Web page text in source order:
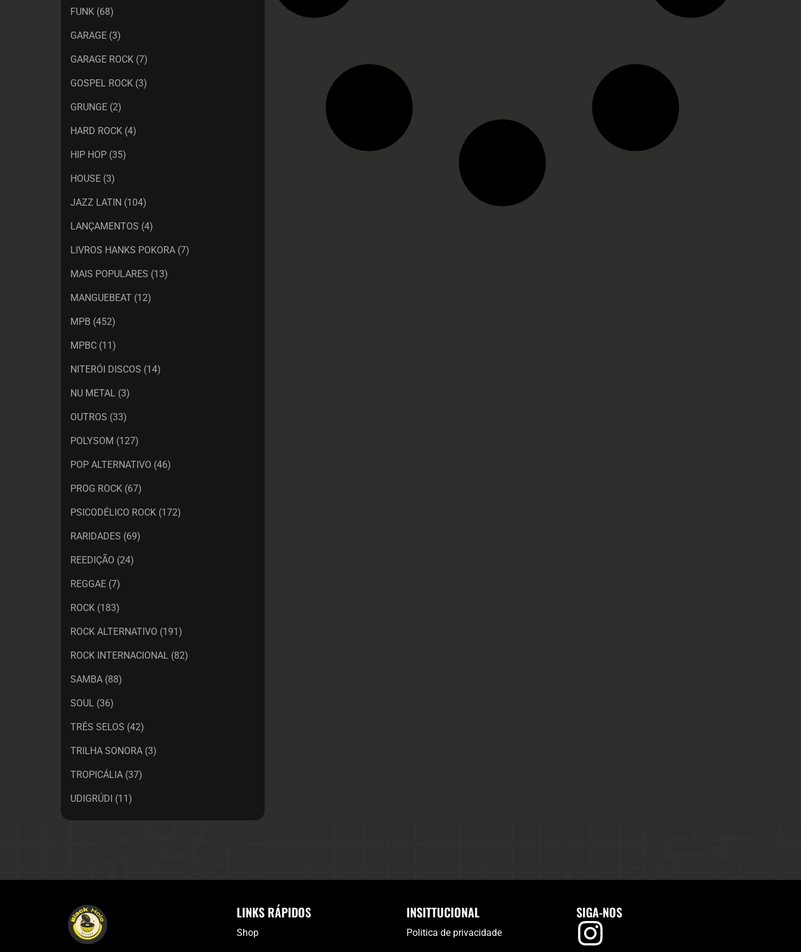
FUNK (68)
GARAGE (3)
GARAGE ROCK (7)
GOSPEL ROCK (3)
GRUNGE (2)
HARD ROCK (4)
HIP HOP (35)
HOUSE (3)
JAZZ LATIN (104)
LANÇAMENTOS (4)
LIVROS HANKS POKORA (7)
MAIS POPULARES (13)
MANGUEBEAT (12)
MPB (452)
MPBC (11)
NITERÓI DISCOS (14)
NU METAL (3)
OUTROS (33)
POLYSOM (127)
POP ALTERNATIVO (46)
PROG ROCK (67)
PSICODÉLICO ROCK (172)
RARIDADES (69)
REEDIÇÃO (24)
REGGAE (7)
ROCK (183)
ROCK ALTERNATIVO (191)
ROCK INTERNACIONAL (82)
SAMBA (88)
SOUL (36)
TRÊS SELOS (42)
TRILHA SONORA (3)
TROPICÁLIA (37)
UDIGRÚDI (11)
LINKS RÁPIDOS
Shop
INSITTUCIONAL
Politica de privacidade
SIGA-NOS